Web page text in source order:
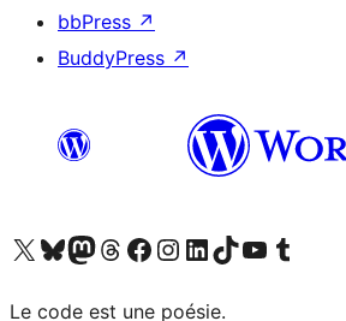
bbPress ↗
BuddyPress ↗
Visitez notre compte X (précédemment Twitter)
Visiter notre compte Bluesky
Visiter notre compte Mastodon
Visiter notre compte Threads
Consulter notre compte Facebook
Consulter notre compte Instagram
Consulter notre compte LinkedIn
Visiter notre compte TokTok
Visiter notre chaîne YouTube
Visiter notre compte Tumblr
Le code est une poésie.